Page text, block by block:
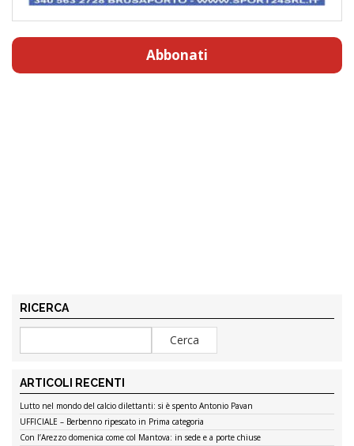
Abbonati
RICERCA
ARTICOLI RECENTI
Lutto nel mondo del calcio dilettanti: si è spento Antonio Pavan
UFFICIALE – Berbenno ripescato in Prima categoria
Con l’Arezzo domenica come col Mantova: in sede e a porte chiuse